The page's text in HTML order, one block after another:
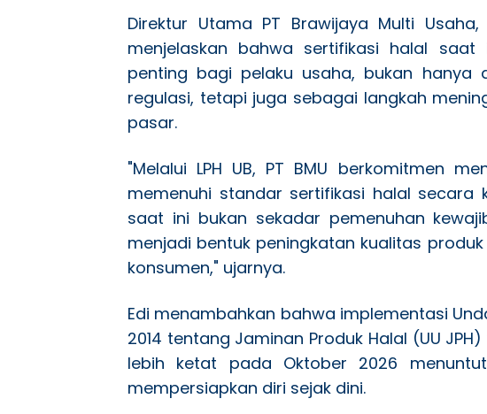
Direktur Utama PT Brawijaya Multi Usaha,
menjelaskan bahwa sertifikasi halal
penting bagi pelaku usaha, bukan hanya
regulasi, tetapi juga sebagai langkah
pasar.
"Melalui LPH UB, PT BMU berkomitmen
memenuhi standar sertifikasi halal secara
saat ini bukan sekadar pemenuhan
menjadi bentuk peningkatan kualitas
konsumen," ujarnya.
Edi menambahkan bahwa implementasi
2014 tentang Jaminan Produk Halal (UU
lebih ketat pada Oktober 2026
mempersiapkan diri sejak dini.